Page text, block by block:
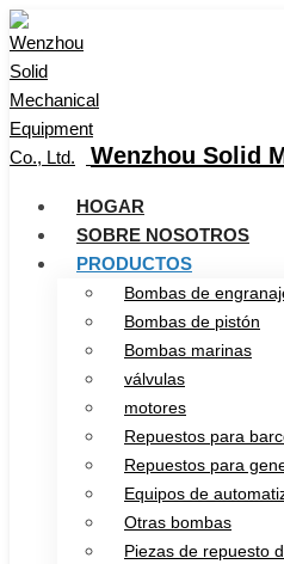
Wenzhou Solid
HOGAR
SOBRE NOSOTROS
PRODUCTOS
Bombas de
Bombas de pistón
Bombas marinas
válvulas
motores
Repuestos para
Repuestos para
Equipos de
Otras bombas
Piezas de repuesto